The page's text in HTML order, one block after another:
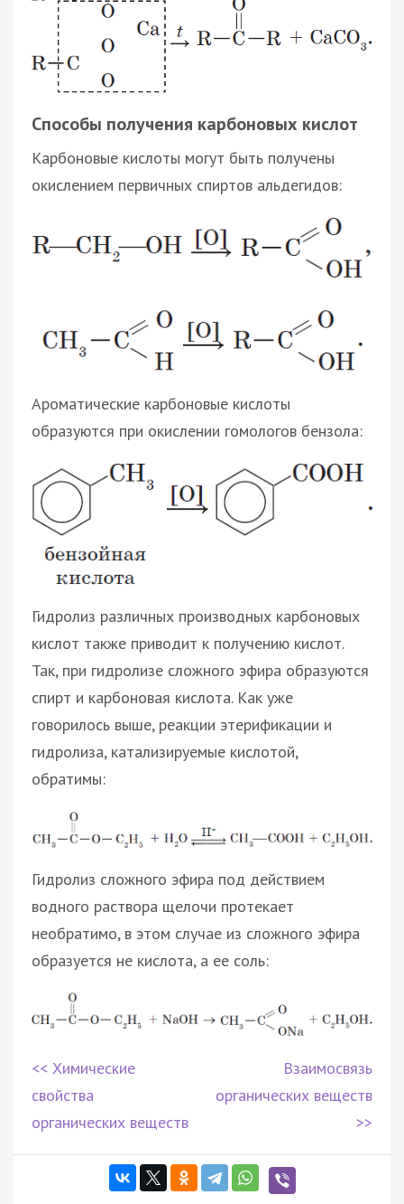
Способы получения карбоновых кислот
Карбоновые кислоты могут быть получены
окислением первичных спиртов альдегидов:
Ароматические карбоновые кислоты
образуются при окислении гомологов бензола:
Гидролиз различных производных карбоновых
кислот также приводит к получению кислот.
Так, при гидролизе сложного эфира образуются
спирт и карбоновая кислота. Как уже
говорилось выше, реакции этерификации и
гидролиза, катализируемые кислотой,
обратимы:
Гидролиз сложного эфира под действием
водного раствора щелочи протекает
необратимо, в этом случае из сложного эфира
образуется не кислота, а ее соль:
<< Химические
свойства
органических веществ
Взаимосвязь
органических веществ
>>